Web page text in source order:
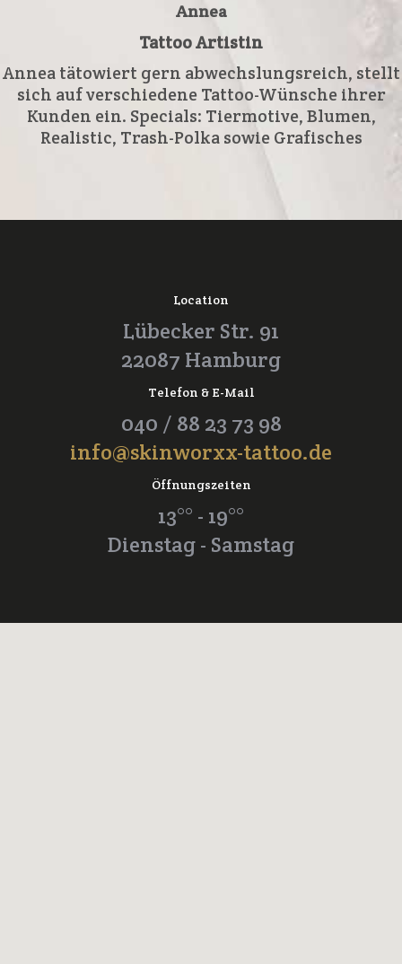
Annea
Tattoo Artistin
Annea tätowiert gern abwechslungsreich, stellt
sich auf verschiedene Tattoo-Wünsche ihrer
Kunden ein. Specials: Tiermotive, Blumen,
Realistic, Trash-Polka sowie Grafisches
Location
Lübecker Str. 91
22087 Hamburg
Telefon & E-Mail
040 / 88 23 73 98
info@skinworxx-tattoo.de
Öffnungszeiten
13°° - 19°°
Dienstag - Samstag